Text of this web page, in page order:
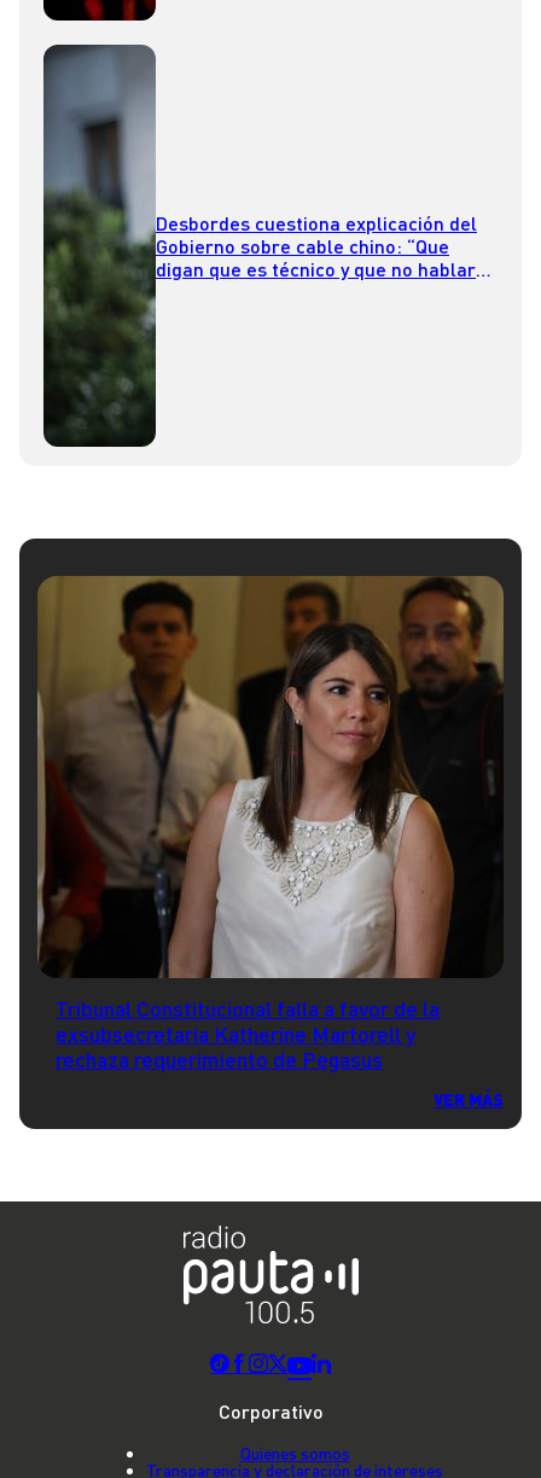
Desbordes cuestiona explicación del
Gobierno sobre cable chino: “Que
digan que es técnico y que no hablaron
Tribunal Constitucional falla a favor de la
exsubsecretaria Katherine Martorell y
rechaza requerimiento de Pegasus
VER MÁS
Corporativo
Quienes somos
Transparencia y declaración de intereses